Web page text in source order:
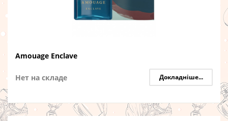
Amouage Enclave
Нет на складе Докладніше...